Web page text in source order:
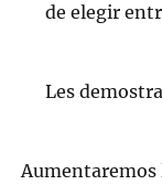
de elegir
Les
Aumentaremos